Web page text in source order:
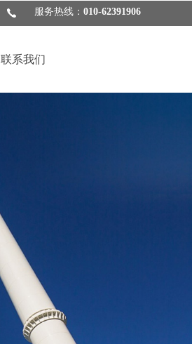
服务热线： 010-62391906
联系我们